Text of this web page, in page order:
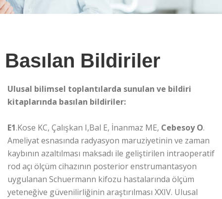
Basılan Bildiriler
Ulusal bilimsel toplantılarda sunulan ve bildiri
kitaplarında basılan bildiriler:
E1.Kose KC, Çalışkan I,Bal E, İnanmaz ME, Cebesoy O.
Ameliyat esnasında radyasyon maruziyetinin ve zaman
kaybının azaltılması maksadı ile geliştirilen intraoperatif
rod açı ölçüm cihazının posterior enstrumantasyon
uygulanan Schuermann kifozu hastalarında ölçüm
yeteneğive güvenilirliğinin araştırılması XXIV. Ulusal